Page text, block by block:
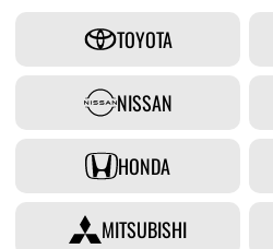
TOYOTA
NISSAN
HONDA
MITSUBISHI